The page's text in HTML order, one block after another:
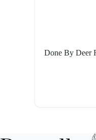
Done By Deer